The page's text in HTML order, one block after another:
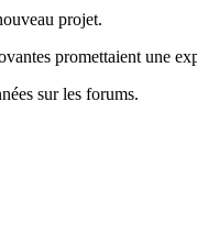
projet.
promettaient une
sur les forums.